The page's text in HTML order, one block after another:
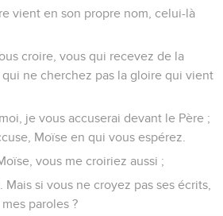
vient en son propre nom, celui-là
croire, vous qui recevez de la
ne cherchez pas la gloire qui vient
je vous accuserai devant le Père ;
Moïse en qui vous espérez.
vous me croiriez aussi ;
si vous ne croyez pas ses écrits,
paroles ?